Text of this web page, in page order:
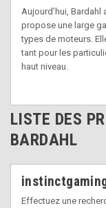
Aujourd’hui,
propose une large
types de moteurs.
tant pour les
haut niveau.
LISTE DES
BARDAHL
Effectuez une